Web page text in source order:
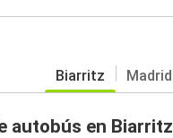
Biarritz Madrid
autobús en Biarritz